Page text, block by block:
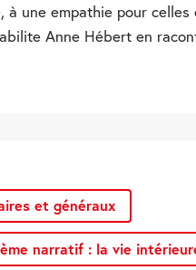
une empathie pour
Anne Hébert en
et généraux
narratif : la vie